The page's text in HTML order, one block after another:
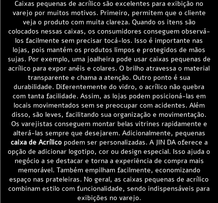
Caixas pequenas de acrílico são excelentes para exibição no
varejo por muitos motivos. Primeiro, permitem que o cliente
veja o produto com muita clareza. Quando os itens são
colocados nessas caixas, os consumidores conseguem observá-
los facilmente sem precisar tocá-los. Isso é importante nas
lojas, pois mantém os produtos limpos e protegidos de mãos
sujas. Por exemplo, uma joalheira pode usar caixas pequenas de
acrílico para expor anéis e colares. O brilho atravessa o material
transparente e chama a atenção. Outro ponto é sua
durabilidade. Diferentemente do vidro, o acrílico não quebra
com tanta facilidade. Assim, as lojas podem posicioná-las em
locais movimentados sem se preocupar com acidentes. Além
disso, são leves, facilitando sua organização e movimentação.
Os varejistas conseguem montar belas vitrines rapidamente e
alterá-las sempre que desejarem. Adicionalmente, pequenas
caixa de Acrílico podem ser personalizadas. A JIN DA oferece a
opção de adicionar logotipo, cor ou design especial. Isso ajuda o
negócio a se destacar e torna a experiência de compra mais
memorável. Também empilham facilmente, economizando
espaço nas prateleiras. No geral, as caixas pequenas de acrílico
combinam estilo com funcionalidade, sendo indispensáveis para
exibições no varejo.